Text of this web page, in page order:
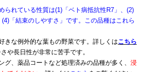
られている性質は(1)「ベト病抵抗性R7」、(2)
(4)「結束のしやすさ」です。この品種はこれら
きな例外的な葉もの野菜です。詳しくはこちら
や長日性が非常に苦手です。
グ、薬品コートなど処理済みの品種が多く、 浸